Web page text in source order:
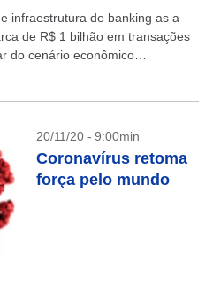
infraestrutura de banking as a
de R$ 1 bilhão em transações
do cenário econômico
20/11/20 - 9:00min
Coronavírus retoma
força pelo mundo